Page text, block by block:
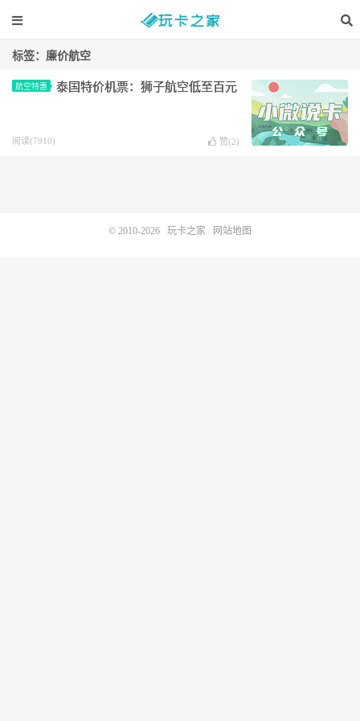
标签：廉价航空
航空特惠 泰国特价机票：狮子航空低至百元
阅读(7910) 赞(2)
© 2010-2026 玩卡之家 网站地图